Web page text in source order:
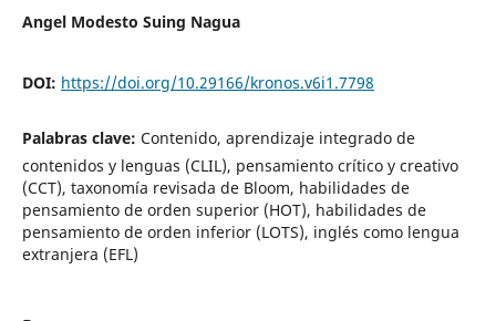
Angel Modesto Suing Nagua
DOI: https://doi.org/10.29166/kronos.v6i1.7798
Palabras clave: Contenido, aprendizaje integrado de
contenidos y lenguas (CLIL), pensamiento crítico y creativo
(CCT), taxonomía revisada de Bloom, habilidades de
pensamiento de orden superior (HOT), habilidades de
pensamiento de orden inferior (LOTS), inglés como lengua
extranjera (EFL)